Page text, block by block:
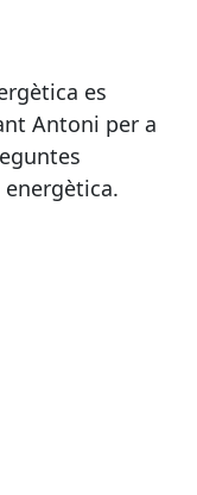
es
Antoni per a